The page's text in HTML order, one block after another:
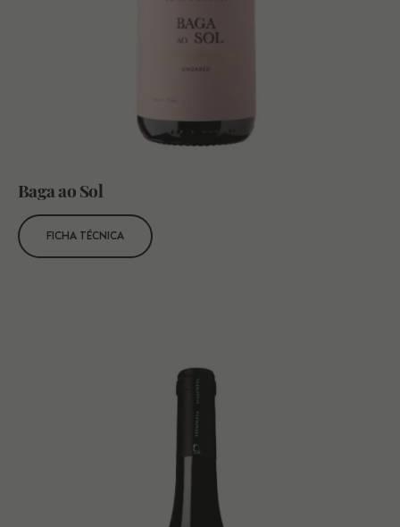
Baga ao Sol
FICHA TÉCNICA